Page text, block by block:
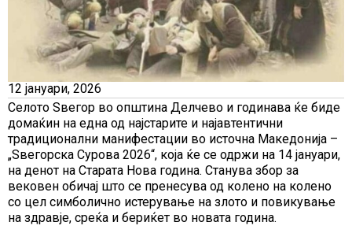
12 јануари, 2026
Селото Ѕвегор во општина Делчево и годинава ќе биде
домаќин на една од најстарите и најавтентични
традиционални манифестации во источна Македонија –
„Ѕвегорска Сурова 2026“, која ќе се одржи на 14 јануари,
на денот на Старата Нова година. Станува збор за
вековен обичај што се пренесува од колено на колено
со цел симболично истерување на злото и повикување
на здравје, среќа и бериќет во новата година.